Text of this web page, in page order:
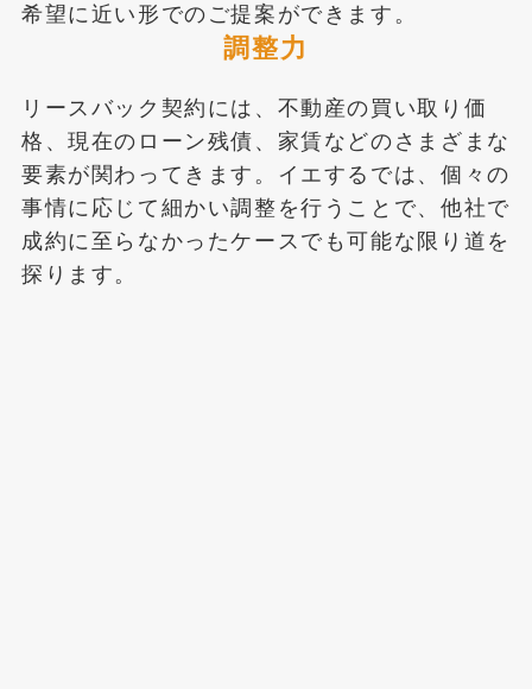
希望に近い形でのご提案ができます。
調整力
リースバック契約には、不動産の買い取り価
格、現在のローン残債、家賃などのさまざまな
要素が関わってきます。イエするでは、個々の
事情に応じて細かい調整を行うことで、他社で
成約に至らなかったケースでも可能な限り道を
探ります。